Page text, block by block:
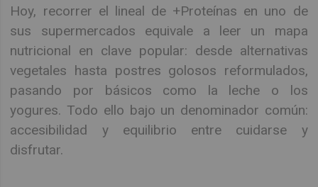
Hoy, recorrer el lineal de +Proteínas en uno de
sus supermercados equivale a leer un mapa
nutricional en clave popular: desde alternativas
vegetales hasta postres golosos reformulados,
pasando por básicos como la leche o los
yogures. Todo ello bajo un denominador común:
accesibilidad y equilibrio entre cuidarse y
disfrutar.